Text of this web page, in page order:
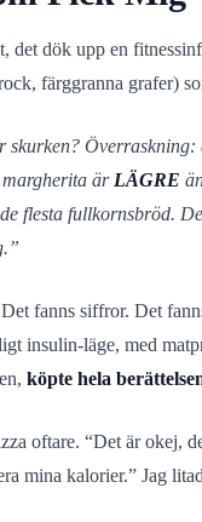
det dök upp en
färggranna grafer)
skurken? Överraskning:
margherita är LÄGRE
flesta fullkornsbröd.
fanns siffror. Det
insulin-läge, med
köpte hela
oftare. “Det är okej,
mina kalorier.” Jag